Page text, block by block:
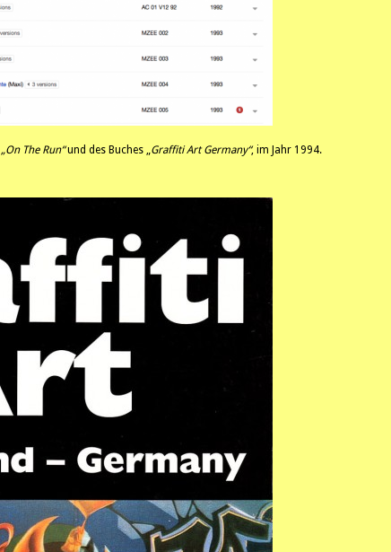
„On The Run“und des Buches „Graffiti Art Germany“, im Jahr 1994.